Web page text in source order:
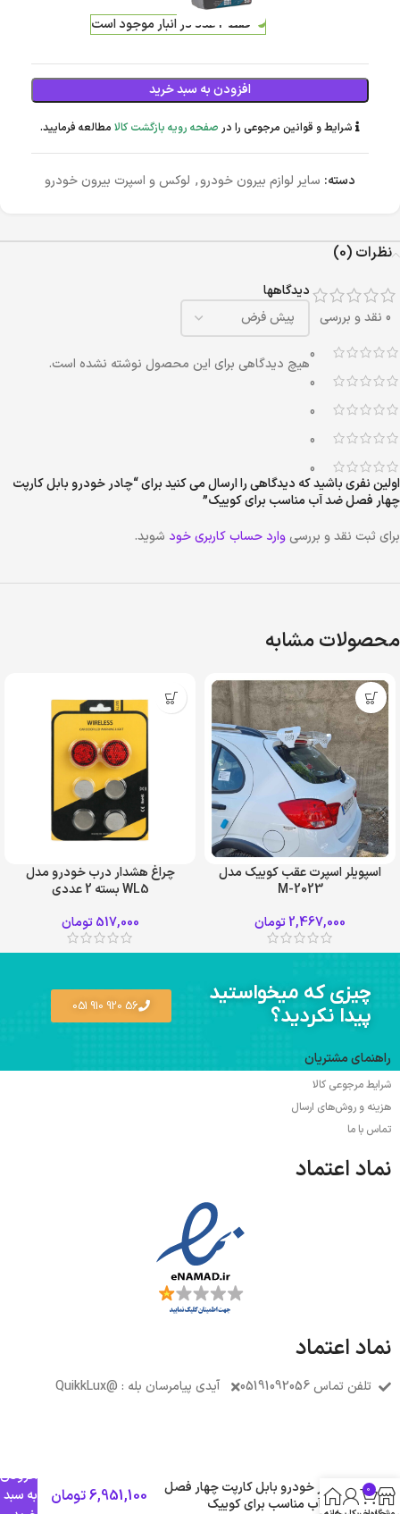
6,951,100تومان
فقط 2 عدد در انبار موجود است
افزودن به سبد خرید
شرایط و قوانین مرجوعی را در صفحه رویه بازگشت کالا مطالعه فرمایید.
دسته: سایر لوازم بیرون خودرو, لوکس و اسپرت بیرون خودرو
نظرات (0)
0 نقد و بررسی
0
0
0
0
0
دیدگاهها
هیچ دیدگاهی برای این محصول نوشته نشده است.
اولین نفری باشید که دیدگاهی را ارسال می کنید برای “چادر خودرو بابل کارپت
چهار فصل ضد آب مناسب برای کوییک”
برای ثبت نقد و بررسی وارد حساب کاربری خود شوید.
محصولات مشابه
سفید قرمز
اسپویلر اسپرت عقب کوییک مدل
M-2023
2,467,000تومان
چراغ هشدار درب خودرو مدل
WL5 بسته 2 عددی
517,000 تومان
چیزی که میخواستید
پیدا نکردید؟
56 920 910 051
راهنمای مشتریان
شرایط مرجوعی کالا
هزینه و روش‌های ارسال
تماس با ما
نماد اعتماد
نماد اعتماد
تلفن تماس 05191092056 آیدی پیامرسان بله : @QuikkLux
چادر خودرو بابل کارپت چهار فصل
ضد آب مناسب برای کوییک
6,951,100تومان
افزودن
به سبد
0